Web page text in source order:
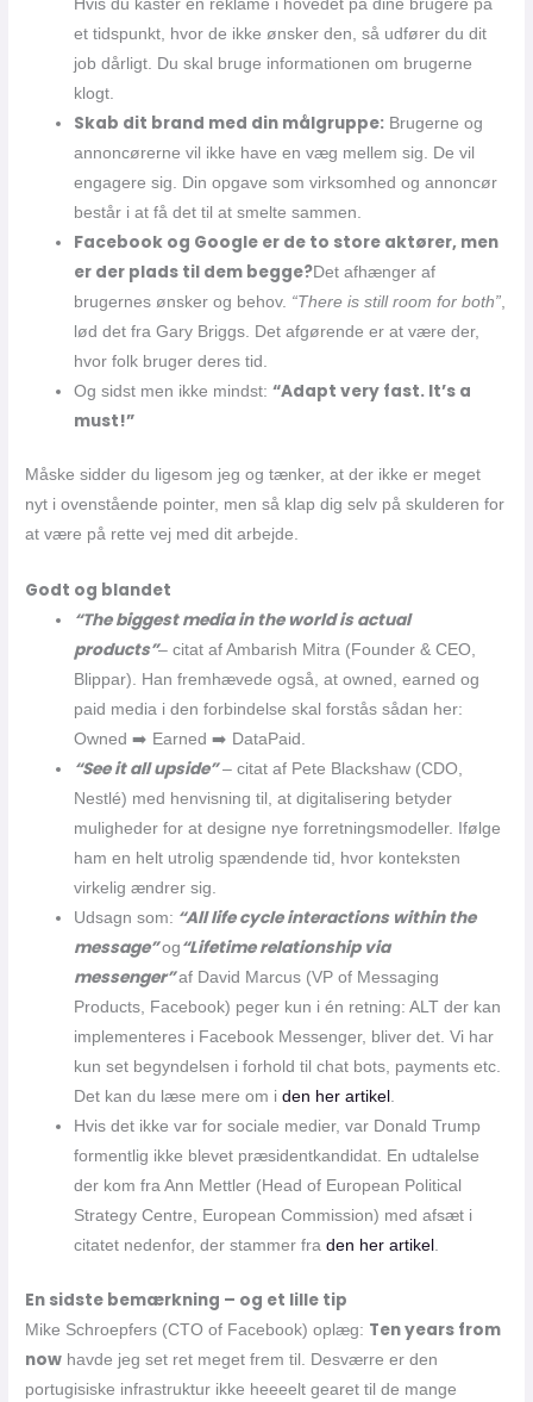
Hvis du kaster en reklame i hovedet på dine brugere på
et tidspunkt, hvor de ikke ønsker den, så udfører du dit
job dårligt. Du skal bruge informationen om brugerne
klogt.
Skab dit brand med din målgruppe: Brugerne og
annoncørerne vil ikke have en væg mellem sig. De vil
engagere sig. Din opgave som virksomhed og annoncør
består i at få det til at smelte sammen.
Facebook og Google er de to store aktører, men
er der plads til dem begge?Det afhænger af
brugernes ønsker og behov. “There is still room for both”
lød det fra Gary Briggs. Det afgørende er at være der,
hvor folk bruger deres tid.
Og sidst men ikke mindst:“Adapt very fast. It’s a
must!”
Måske sidder du ligesom jeg og tænker, at der ikke er meget
nyt i ovenstående pointer, men så klap dig selv på skulderen for
at være på rette vej med dit arbejde.
Godt og blandet
“The biggest media in the world is actual
products”– citat af Ambarish Mitra (Founder & CEO,
Blippar). Han fremhævede også, at owned, earned og
paid media i den forbindelse skal forstås sådan her:
Owned ➡️ Earned ➡️ DataPaid.
“See it all upside”– citat af Pete Blackshaw (CDO,
Nestlé) med henvisning til, at digitalisering betyder
muligheder for at designe nye forretningsmodeller. Ifølge
ham en helt utrolig spændende tid, hvor konteksten
virkelig ændrer sig.
Udsagn som: “All life cycle interactions within the
message”og “Lifetime relationship via
messenger”af David Marcus (VP of Messaging
Products, Facebook) peger kun i én retning: ALT der kan
implementeres i Facebook Messenger, bliver det. Vi har
kun set begyndelsen i forhold til chat bots, payments etc.
Det kan du læse mere om iden her artikel .
Hvis det ikke var for sociale medier, var Donald Trump
formentlig ikke blevet præsidentkandidat. En udtalelse
der kom fra Ann Mettler (‎Head of European Political
Strategy Centre, European Commission) med afsæt i
citatet nedenfor, der stammer fraden her artikel .
En sidste bemærkning – og et lille tip
Mike Schroepfers (CTO of Facebook) oplæg: Ten years from
now havde jeg set ret meget frem til. Desværre er den
portugisiske infrastruktur ikke heeeelt gearet til de mange